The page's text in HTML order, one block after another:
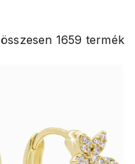
összesen 1659 termék